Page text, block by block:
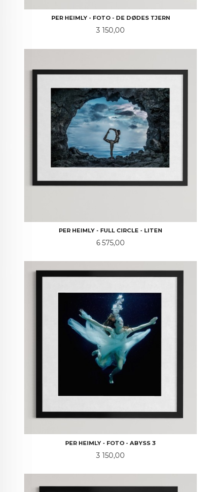
PER HEIMLY - FOTO - DE DØDES TJERN
Pris
3 150,00
PER HEIMLY - FULL CIRCLE - LITEN
Pris
6 575,00
PER HEIMLY - FOTO - ABYSS 3
Pris
3 150,00